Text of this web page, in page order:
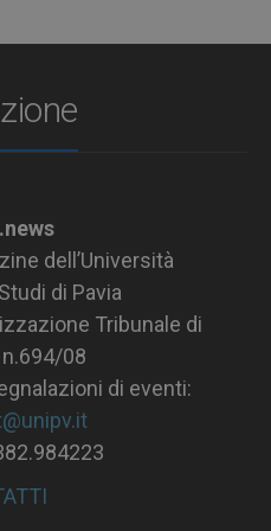
dell’Università
di Pavia
Tribunale di
n.694/08
di eventi: